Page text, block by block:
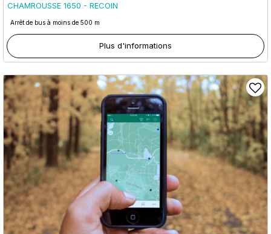
CHAMROUSSE 1650 - RECOIN
Arrêt de bus à moins de 500 m
Plus d'informations